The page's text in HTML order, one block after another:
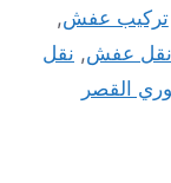
تركيب عفش,
نقل عفش, نقل
القصر